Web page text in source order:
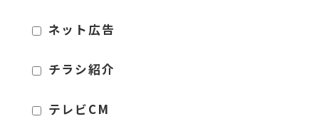
ネット広告
チラシ紹介
テレビCM